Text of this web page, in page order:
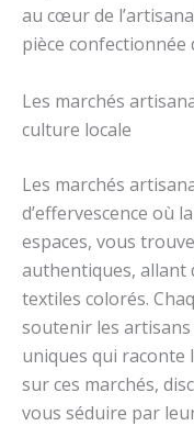
au cœur de
pièce confectionnée
Les marchés
culture locale
Les marchés
d’effervescence où
espaces, vous
authentiques, allant
textiles colorés.
soutenir les
uniques qui raconte
sur ces marchés,
vous séduire par